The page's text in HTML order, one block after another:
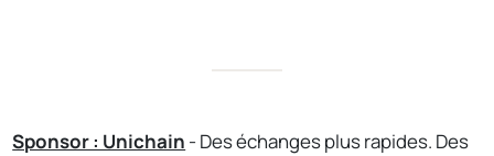
Sponsor : Unichain - Des échanges plus rapides. Des